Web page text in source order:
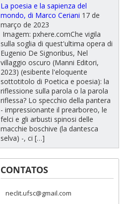
La poesia e la sapienza del
mondo, di Marco Ceriani 17 de
março de 2023
Imagem: pxhere.comChe vigila
sulla soglia di quest'ultima opera di
Eugenio De Signoribus, Nel
villaggio oscuro (Manni Editori,
2023) (esibente l'eloquente
sottotitolo di Poetica e poesia): la
riflessione sulla parola o la parola
riflessa? Lo specchio della pantera
- impressionante il prearboreo, le
felci e gli arbusti spinosi delle
macchie boschive (la dantesca
selva) -, ci […]
CONTATOS
neclit.ufsc@gmail.com